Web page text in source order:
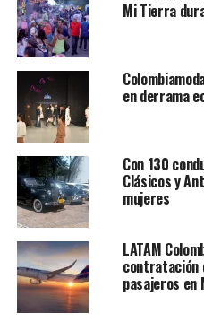
Mi Tierra
en derrama
Con 130
Clásicos y
mujeres
LATAM
contratación
pasajeros en